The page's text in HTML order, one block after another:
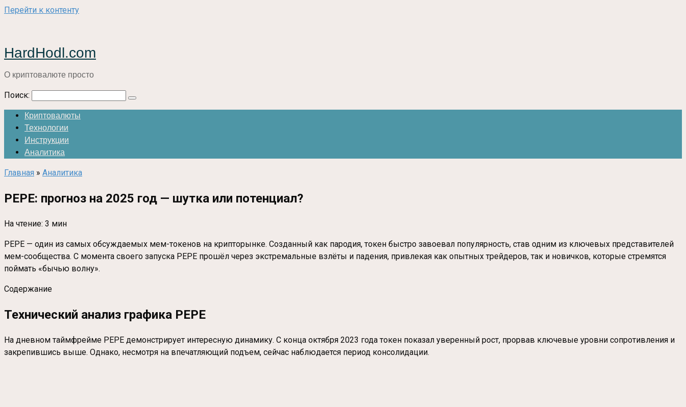
Перейти к контенту
HardHodl.com
О криптовалюте просто
Поиск:
Криптовалюты
Технологии
Инструкции
Аналитика
Главная » Аналитика
PEPE: прогноз на 2025 год — шутка или потенциал?
На чтение: 3 мин
PEPE — один из самых обсуждаемых мем-токенов на крипторынке. Созданный как пародия, токен быстро завоевал популярность, став одним из ключевых представителей
мем-сообщества. С момента своего запуска PEPE прошёл через экстремальные взлёты и падения, привлекая как опытных трейдеров, так и новичков, которые стремятся
поймать «бычью волну».
Содержание
Технический анализ графика PEPE
На дневном таймфрейме PEPE демонстрирует интересную динамику. С конца октября 2023 года токен показал уверенный рост, прорвав ключевые уровни сопротивления и
закрепившись выше. Однако, несмотря на впечатляющий подъем, сейчас наблюдается период консолидации.